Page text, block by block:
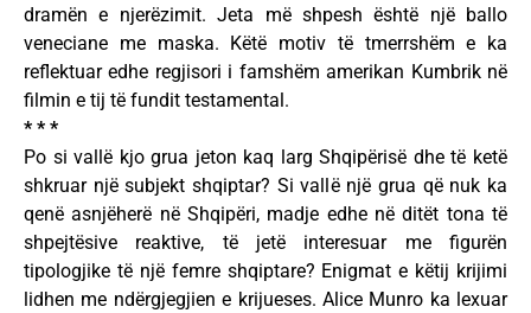
dramën e njerëzimit. Jeta më shpesh është një ballo
veneciane me maska. Këtë motiv të tmerrshëm e ka
reflektuar edhe regjisori i famshëm amerikan Kumbrik në
filmin e tij të fundit testamental.
* * *
Po si vallë kjo grua jeton kaq larg Shqipërisë dhe të ketë
shkruar një subjekt shqiptar? Si vallë një grua që nuk ka
qenë asnjëherë në Shqipëri, madje edhe në ditët tona të
shpejtësive reaktive, të jetë interesuar me figurën
tipologjike të një femre shqiptare? Enigmat e këtij krijimi
lidhen me ndërgjegjien e krijueses. Alice Munro ka lexuar